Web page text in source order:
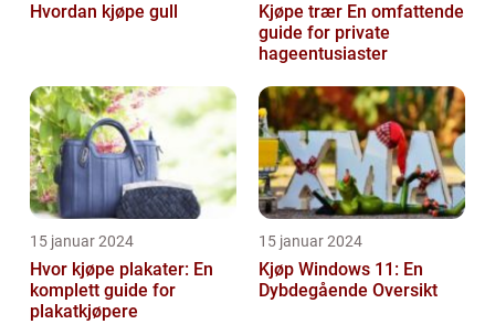
Hvordan kjøpe gull
Kjøpe trær En omfattende
guide for private
hageentusiaster
15 januar 2024
Hvor kjøpe plakater: En
komplett guide for
plakatkjøpere
15 januar 2024
Kjøp Windows 11: En
Dybdegående Oversikt